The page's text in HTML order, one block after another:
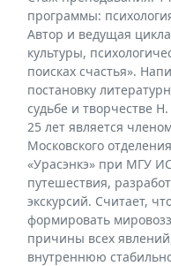
программы:
Автор и ведущая
культуры,
поисках счастья».
постановку
судьбе и творчестве
25 лет является
Московского
«Урасэнкэ» при МГУ
путешествия,
экскурсий. Считает,
формировать
причины всех
внутреннюю